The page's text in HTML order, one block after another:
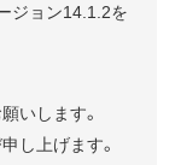
ジョン14.1.2を
いします。
し上げます。